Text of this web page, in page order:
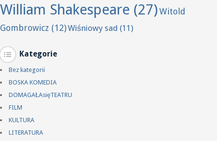
William Shakespeare (27)Witold
Gombrowicz (12)Wiśniowy sad (11)
Kategorie
Bez kategorii
BOSKA KOMEDIA
DOMAGAŁAsięTEATRU
FILM
KULTURA
LITERATURA